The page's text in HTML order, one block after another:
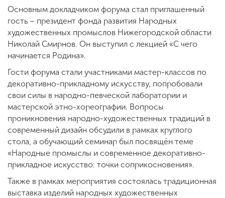
Основным докладчиком форума стал приглашенный
гость – президент фонда развития Народных
художественных промыслов Нижегородской области
Николай Смирнов. Он выступил с лекцией «С чего
начинается Родина».
Гости форума стали участниками мастер-классов по
декоративно-прикладному искусству, попробовали
свои силы в народно-певческой лаборатории и
мастерской этно-хореографии. Вопросы
проникновения народно-художественных традиций в
современный дизайн обсудили в рамках круглого
стола, а обучающий семинар был посвящён теме
«Народные промыслы и современное декоративно-
прикладное искусство: точки соприкосновения».
Также в рамках мероприятия состоялась традиционная
выставка изделий народных художественных